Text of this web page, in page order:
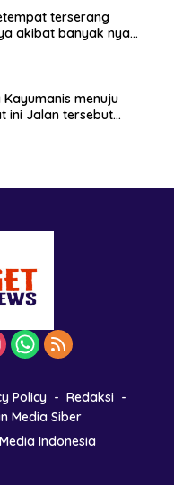
terserang
akibat banyak nya
menuju
ini Jalan tersebut
Policy
Redaksi
Media Siber
Indonesia